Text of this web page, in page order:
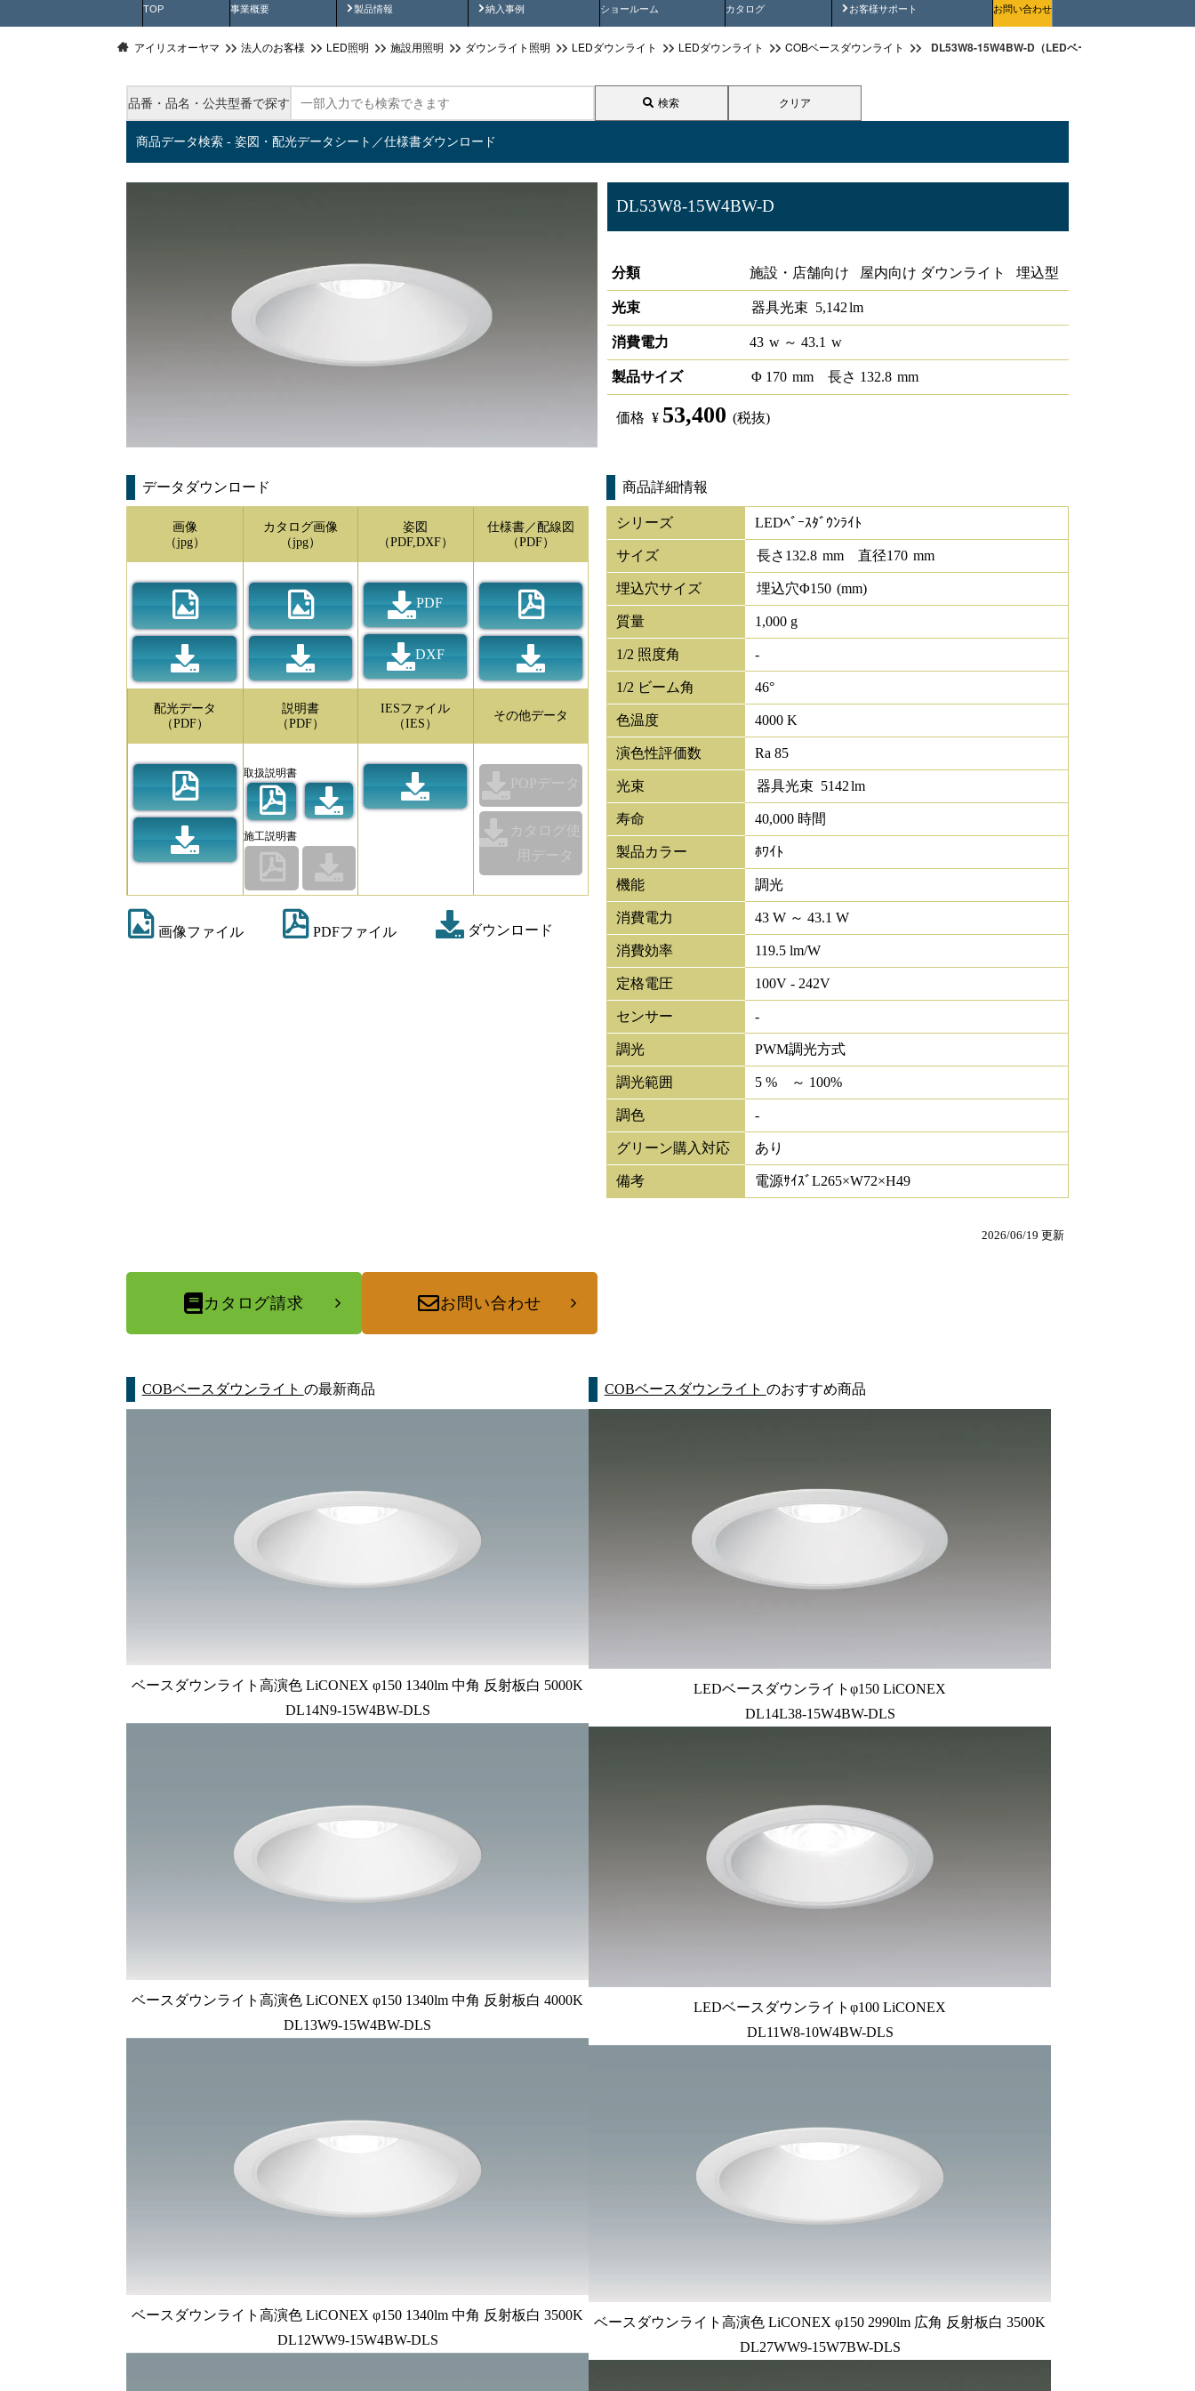
TOP 事業概要 製品情報
製品動画 納入事例
納入事例動画 ショールーム カタログ お客様サポート
安全にご使用いただくためにお問い合わせ
アイリスオーヤマ 法人のお客様 LED照明 施設用照明 ダウンライト照明 LEDダウンライト LEDダウンライト COBベースダウンライト DL53W8-15W4BW-D（LEDベースダウンライトφ150
品番・品名・公共型番で探す 検索 クリア
商品データ検索 - 姿図・配光データシート／仕様書ダウンロード
DL53W8-15W4BW-D
分類
施設・店舗向け 屋内向け ダウンライト 埋込型
光束 器具光束 5,142 lm
消費電力 43 w ～ 43.1 w
製品サイズ Φ 170 mm 長さ 132.8 mm
価格 ¥ 53,400 (税抜)
データダウンロード
画像
（jpg）
カタログ画像
（jpg）
姿図
（PDF,DXF）
PDF
DXF
仕様書／配線図
（PDF）
配光データ
（PDF）
説明書
（PDF）
取扱説明書
施工説明書
IESファイル
（IES）
その他データ
POPデータ
カタログ使
用データ
画像ファイル PDFファイル ダウンロード
商品詳細情報
シリーズ LEDﾍﾞｰｽﾀﾞｳﾝﾗｲﾄ
サイズ 長さ 132.8 mm 直径170 mm
埋込穴サイズ 埋込穴Φ150 (mm)
質量 1,000 g
1/2 照度角 -
1/2 ビーム角 46°
色温度 4000 K
演色性評価数 Ra 85
光束 器具光束 5142lm
寿命 40,000 時間
製品カラー ﾎﾜｲﾄ
機能 調光
消費電力 43 W ～ 43.1 W
消費効率 119.5 lm/W
定格電圧 100V - 242V
センサー -
調光 PWM調光方式
調光範囲 5 % ～ 100%
調色 -
グリーン購入対応 あり
備考 電源ｻｲｽﾞL265×W72×H49
2026/06/19 更新
カタログ請求 お問い合わせ
COBベースダウンライト の最新商品
ベースダウンライト高演色 LiCONEX φ150 1340lm 中角 反射板白 5000K
DL14N9-15W4BW-DLS
ベースダウンライト高演色 LiCONEX φ150 1340lm 中角 反射板白 4000K
DL13W9-15W4BW-DLS
ベースダウンライト高演色 LiCONEX φ150 1340lm 中角 反射板白 3500K
DL12WW9-15W4BW-DLS
COBベースダウンライト のおすすめ商品
LEDベースダウンライトφ150 LiCONEX
DL14L38-15W4BW-DLS
LEDベースダウンライトφ100 LiCONEX
DL11W8-10W4BW-DLS
ベースダウンライト高演色 LiCONEX φ150 2990lm 広角 反射板白 3500K
DL27WW9-15W7BW-DLS